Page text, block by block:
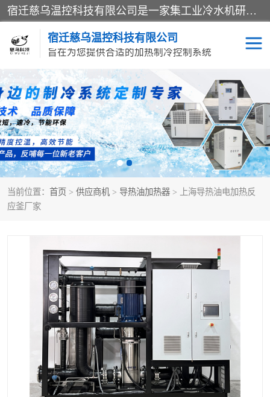
宿迁慈乌温控科技有限公司是一家集工业冷水机研发、制造、营销、服务于一体的技术生产型企业，经营范围包括：冷水机、螺杆式冷水机组、工业冷水机、水冷式冷水机、风冷式冷水机组、风冷螺杆式冷冻机组、冷冻机、注塑专用冷水机、混泥土专用冷水机、低温防爆冷水机组等。专业温控设备供应商 模温机/冷水机/导热油炉定制服务等
宿迁慈乌温控科技有限公司
旨在为您提供合适的加热制冷控制系统
当前位置： 首页 > 供应商机 > 导热油加热器 > 上海导热油电加热反
应釜厂家
冷水机 模温机
导热油加热器